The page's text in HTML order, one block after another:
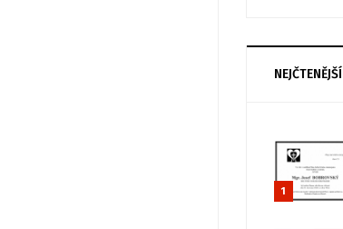
NEJČTENĚJŠÍ
1